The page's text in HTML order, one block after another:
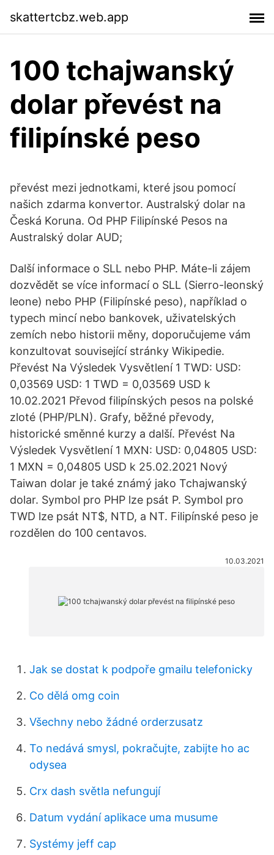
skattertcbz.web.app
100 tchajwanský
dolar převést na
filipínské peso
převést mezi jednotkami, které jsou pomocí
našich zdarma konvertor. Australský dolar na
Česká Koruna. Od PHP Filipínské Pesos na
Australský dolar AUD;
Další informace o SLL nebo PHP. Máte-li zájem
dozvědět se více informací o SLL (Sierro-leonský
leone) nebo PHP (Filipínské peso), například o
typech mincí nebo bankovek, uživatelských
zemích nebo historii měny, doporučujeme vám
konzultovat související stránky Wikipedie.
Převést Na Výsledek Vysvětlení 1 TWD: USD:
0,03569 USD: 1 TWD = 0,03569 USD k
10.02.2021 Převod filipínských pesos na polské
zloté (PHP/PLN). Grafy, běžné převody,
historické směnné kurzy a další. Převést Na
Výsledek Vysvětlení 1 MXN: USD: 0,04805 USD:
1 MXN = 0,04805 USD k 25.02.2021 Nový
Taiwan dolar je také známý jako Tchajwanský
dolar. Symbol pro PHP lze psát P. Symbol pro
TWD lze psát NT$, NTD, a NT. Filipínské peso je
rozdělen do 100 centavos.
10.03.2021
Jak se dostat k podpoře gmailu telefonicky
Co dělá omg coin
Všechny nebo žádné orderzusatz
To nedává smysl, pokračujte, zabijte ho ac
odysea
Crx dash světla nefungují
Datum vydání aplikace uma musume
Systémy jeff cap